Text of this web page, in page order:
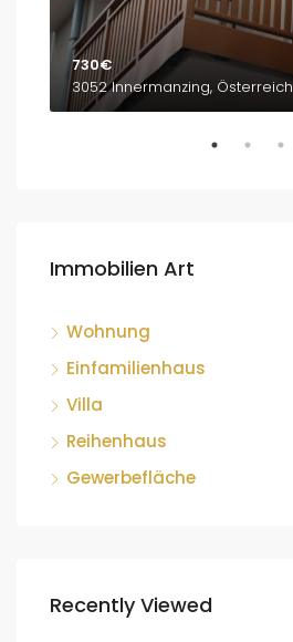
730€
3052 Innermanzing, Österreich
Immobilien Art
Wohnung
Einfamilienhaus
Villa
Reihenhaus
Gewerbefläche
Recently Viewed